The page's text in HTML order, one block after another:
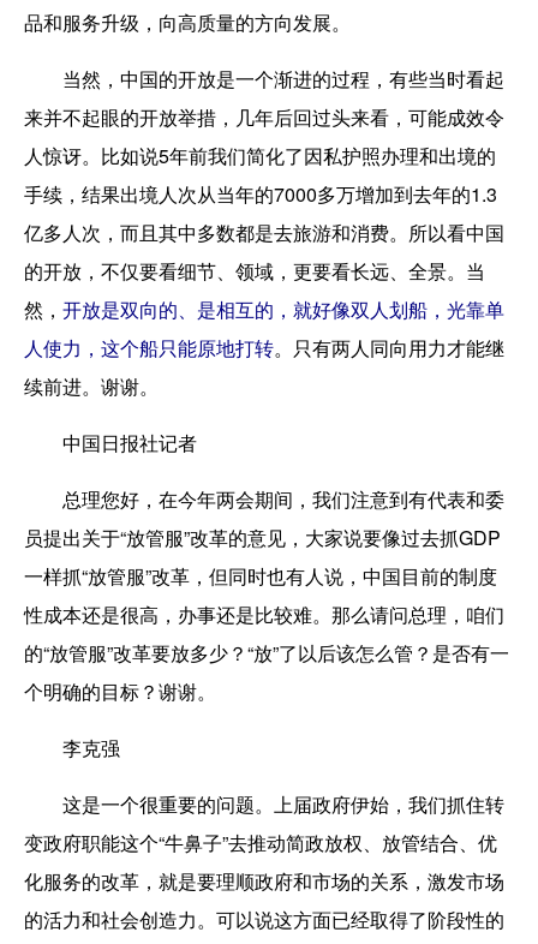
品和服务升级，向高质量的方向发展。
当然，中国的开放是一个渐进的过程，有些当时看起
来并不起眼的开放举措，几年后回过头来看，可能成效令
人惊讶。比如说5年前我们简化了因私护照办理和出境的
手续，结果出境人次从当年的7000多万增加到去年的1.3
亿多人次，而且其中多数都是去旅游和消费。所以看中国
的开放，不仅要看细节、领域，更要看长远、全景。当
然， 开放是双向的、是相互的，就好像双人划船，光靠单
人使力，这个船只能原地打转。只有两人同向用力才能继
续前进。谢谢。
中国日报社记者
总理您好，在今年两会期间，我们注意到有代表和委
员提出关于“放管服”改革的意见，大家说要像过去抓GDP
一样抓“放管服”改革，但同时也有人说，中国目前的制度
性成本还是很高，办事还是比较难。那么请问总理，咱们
的“放管服”改革要放多少？“放”了以后该怎么管？是否有一
个明确的目标？谢谢。
李克强
这是一个很重要的问题。上届政府伊始，我们抓住转
变政府职能这个“牛鼻子”去推动简政放权、放管结合、优
化服务的改革，就是要理顺政府和市场的关系，激发市场
的活力和社会创造力。可以说这方面已经取得了阶段性的